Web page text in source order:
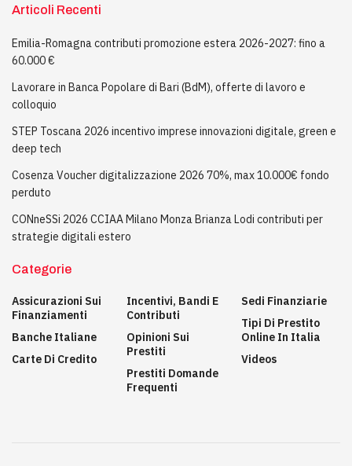
Articoli Recenti
Emilia-Romagna contributi promozione estera 2026-2027: fino a
60.000 €
Lavorare in Banca Popolare di Bari (BdM), offerte di lavoro e
colloquio
STEP Toscana 2026 incentivo imprese innovazioni digitale, green e
deep tech
Cosenza Voucher digitalizzazione 2026 70%, max 10.000€ fondo
perduto
CONneSSi 2026 CCIAA Milano Monza Brianza Lodi contributi per
strategie digitali estero
Categorie
Assicurazioni Sui
Finanziamenti
Banche Italiane
Carte Di Credito
Incentivi, Bandi E
Contributi
Opinioni Sui
Prestiti
Prestiti Domande
Frequenti
Sedi Finanziarie
Tipi Di Prestito
Online In Italia
Videos